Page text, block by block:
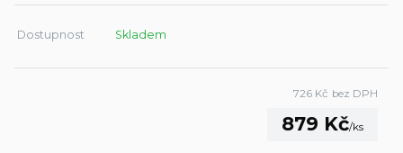
Dostupnost Skladem
879 Kč/ks
726 Kč bez DPH